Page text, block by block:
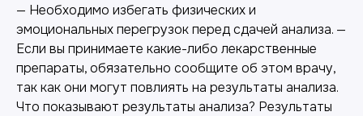
— Необходимо избегать физических и
эмоциональных перегрузок перед сдачей анализа. —
Если вы принимаете какие-либо лекарственные
препараты, обязательно сообщите об этом врачу,
так как они могут повлиять на результаты анализа.
Что показывают результаты анализа? Результаты